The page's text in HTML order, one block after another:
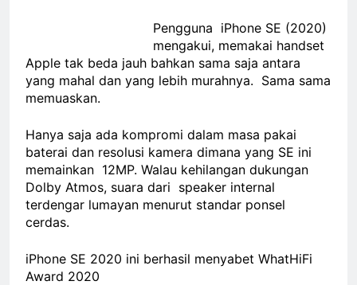
Pengguna iPhone SE (2020)
mengakui, memakai handset
Apple tak beda jauh bahkan sama saja antara
yang mahal dan yang lebih murahnya. Sama sama
memuaskan.
Hanya saja ada kompromi dalam masa pakai
baterai dan resolusi kamera dimana yang SE ini
memainkan 12MP. Walau kehilangan dukungan
Dolby Atmos, suara dari speaker internal
terdengar lumayan menurut standar ponsel
cerdas.
iPhone SE 2020 ini berhasil menyabet WhatHiFi
Award 2020